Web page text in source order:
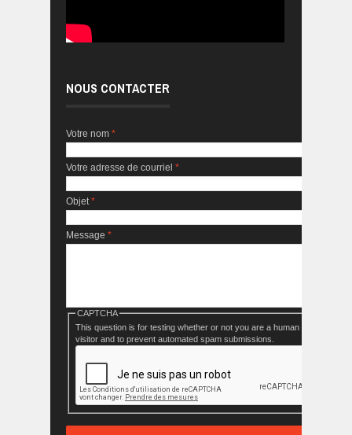
NOUS CONTACTER
Votre nom *
Votre adresse de courriel *
Objet *
Message *
CAPTCHA
This question is for testing whether or not you are a human
visitor and to prevent automated spam submissions.